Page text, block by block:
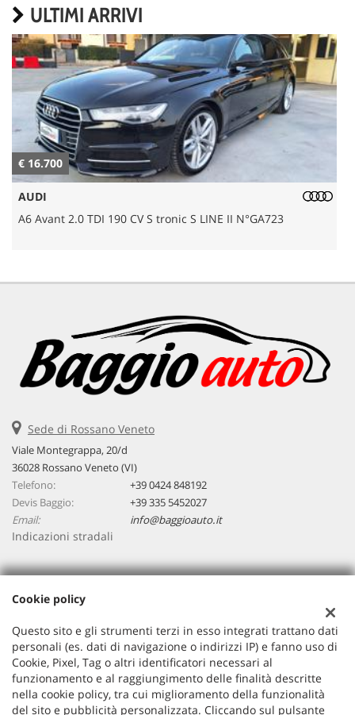
ULTIMI ARRIVI
€ 16.700
AUDI
A6 Avant 2.0 TDI 190 CV S tronic S LINE II N°GA723
Sede di Rossano Veneto
Viale Montegrappa, 20/d
36028 Rossano Veneto (VI)
Telefono:
+39 0424 848192
Devis Baggio:
+39 335 5452027
Email:
info@baggioauto.it
Indicazioni stradali
Dati fiscali:
Baggio Auto Srl
Viale Montegrappa, 20/a, Rossano Veneto (VI)
C.F/P.IVA:03251490243
Registro delle imprese:VI
Cookie policy
Questo sito e gli strumenti terzi in esso integrati trattano dati
personali (es. dati di navigazione o indirizzi IP) e fanno uso di
Cookie, Pixel, Tag o altri identificatori necessari al
funzionamento e al raggiungimento delle finalità descritte
nella cookie policy, tra cui miglioramento della funzionalità
del sito e pubblicità personalizzata. Cliccando sul pulsante